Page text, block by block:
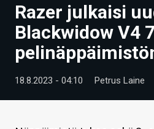
UUTISET
ARTIKKELIT
VIDEOT
TECHBBS
TIETOA
Razer julkaisi
Blackwidow V4
18.8.2023 - 04:10 Petrus Laine